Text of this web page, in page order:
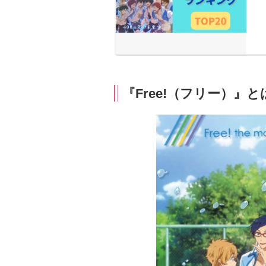
『Free!（フリー）』と